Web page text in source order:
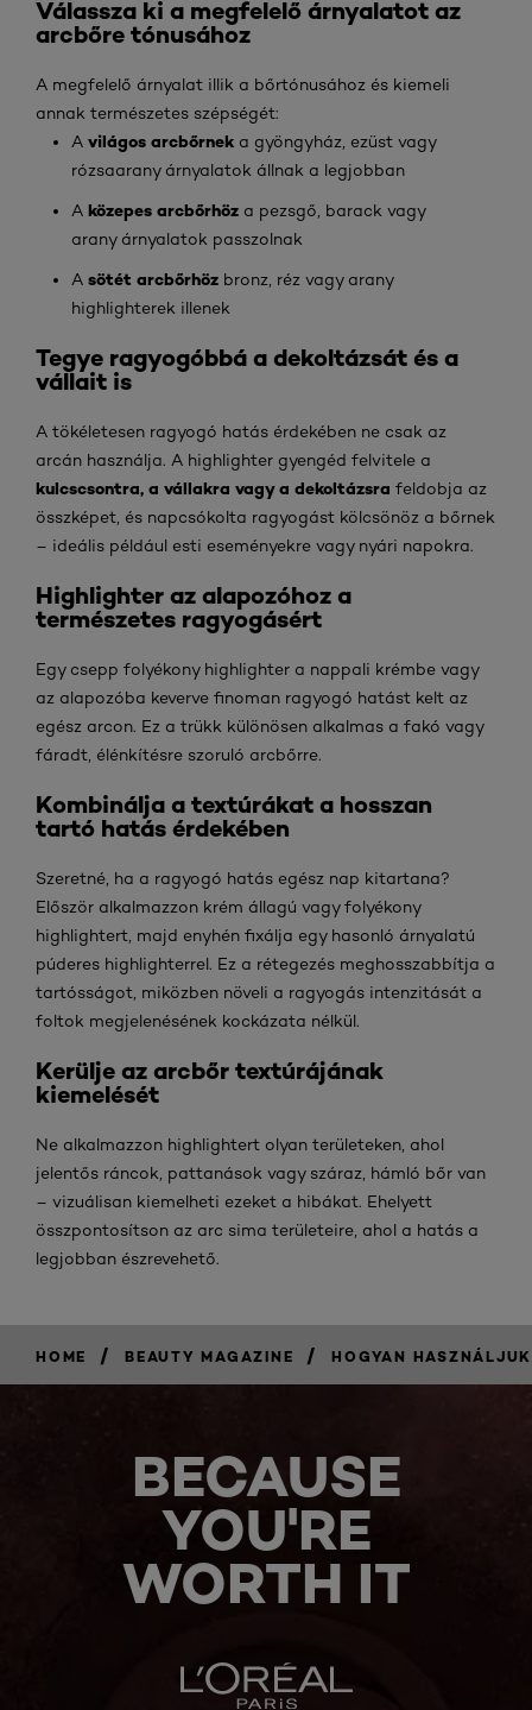
Válassza ki a megfelelő árnyalatot az
arcbőre tónusához
A megfelelő árnyalat illik a bőrtónusához és kiemeli
annak természetes szépségét:
A világos arcbőrnek a gyöngyház, ezüst vagy
rózsaarany árnyalatok állnak a legjobban
A közepes arcbőrhöz a pezsgő, barack vagy
arany árnyalatok passzolnak
A sötét arcbőrhöz bronz, réz vagy arany
highlighterek illenek
Tegye ragyogóbbá a dekoltázsát és a
vállait is
A tökéletesen ragyogó hatás érdekében ne csak az
arcán használja. A highlighter gyengéd felvitele a
kulcscsontra, a vállakra vagy a dekoltázsra feldobja az
összképet, és napcsókolta ragyogást kölcsönöz a bőrnek
– ideális például esti eseményekre vagy nyári napokra.
Highlighter az alapozóhoz a
természetes ragyogásért
Egy csepp folyékony highlighter a nappali krémbe vagy
az alapozóba keverve finoman ragyogó hatást kelt az
egész arcon. Ez a trükk különösen alkalmas a fakó vagy
fáradt, élénkítésre szoruló arcbőrre.
Kombinálja a textúrákat a hosszan
tartó hatás érdekében
Szeretné, ha a ragyogó hatás egész nap kitartana?
Először alkalmazzon krém állagú vagy folyékony
highlightert, majd enyhén fixálja egy hasonló árnyalatú
púderes highlighterrel. Ez a rétegezés meghosszabbítja a
tartósságot, miközben növeli a ragyogás intenzitását a
foltok megjelenésének kockázata nélkül.
Kerülje az arcbőr textúrájának
kiemelését
Ne alkalmazzon highlightert olyan területeken, ahol
jelentős ráncok, pattanások vagy száraz, hámló bőr van
– vizuálisan kiemelheti ezeket a hibákat. Ehelyett
összpontosítson az arc sima területeire, ahol a hatás a
legjobban észrevehető.
HOME / BEAUTY MAGAZINE / HOGYAN
BECAUSE
YOU'RE
WORTH IT